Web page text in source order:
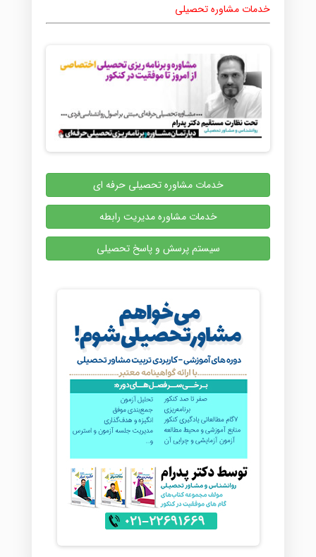
خدمات مشاوره تحصیلی
خدمات مشاوره تحصیلی حرفه ای
خدمات مشاوره مدیریت رابطه
سیستم پرسش و پاسخ تحصیلی